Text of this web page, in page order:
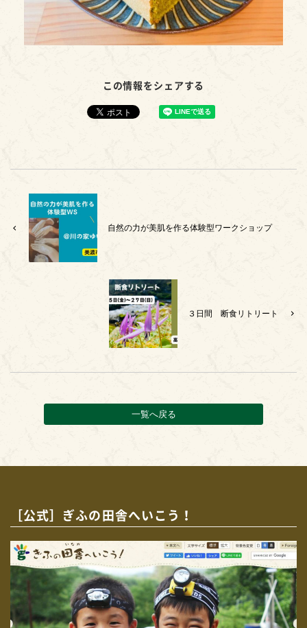
この情報をシェアする
自然の力が美肌を作る体験型ワークショップ
３日間 断食リトリート
一覧へ戻る
［公式］ぎふの田舎へいこう！